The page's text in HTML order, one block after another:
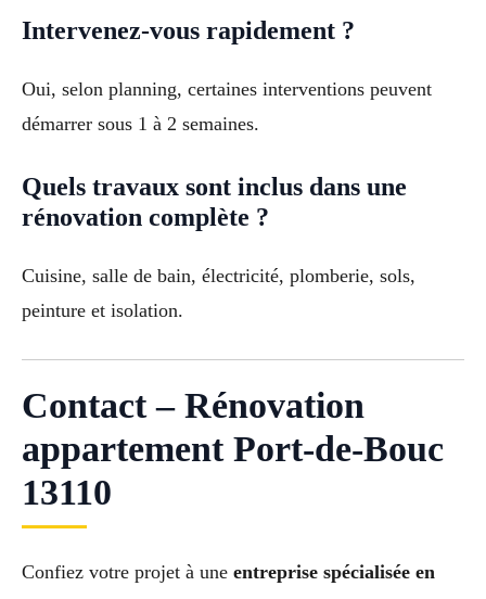
Intervenez-vous rapidement ?
Oui, selon planning, certaines interventions peuvent
démarrer sous 1 à 2 semaines.
Quels travaux sont inclus dans une
rénovation complète ?
Cuisine, salle de bain, électricité, plomberie, sols,
peinture et isolation.
Contact – Rénovation
appartement Port-de-Bouc
13110
Confiez votre projet à une entreprise spécialisée en